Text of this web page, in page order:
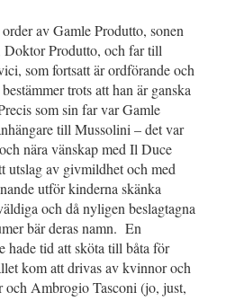
av Gamle Produtto, sonen
Doktor Produtto, och far till
som fortsatt är ordförande och
trots att han är ganska
som sin far var Gamle
till Mussolini – det var
nära vänskap med Il Duce
utslag av givmildhet och med
utför kinderna skänka
och då nyligen beslagtagna
bär deras namn. En
hade tid att sköta till båta för
kom att drivas av kvinnor och
och Ambrogio Tasconi (jo, just,